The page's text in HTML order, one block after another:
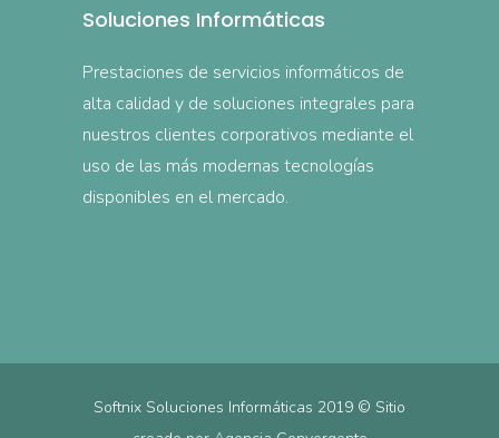
Soluciones Informáticas
Prestaciones de servicios informáticos de
alta calidad y de soluciones integrales para
nuestros clientes corporativos mediante el
uso de las más modernas tecnologías
disponibles en el mercado.
Softnix Soluciones Informáticas 2019 © Sitio